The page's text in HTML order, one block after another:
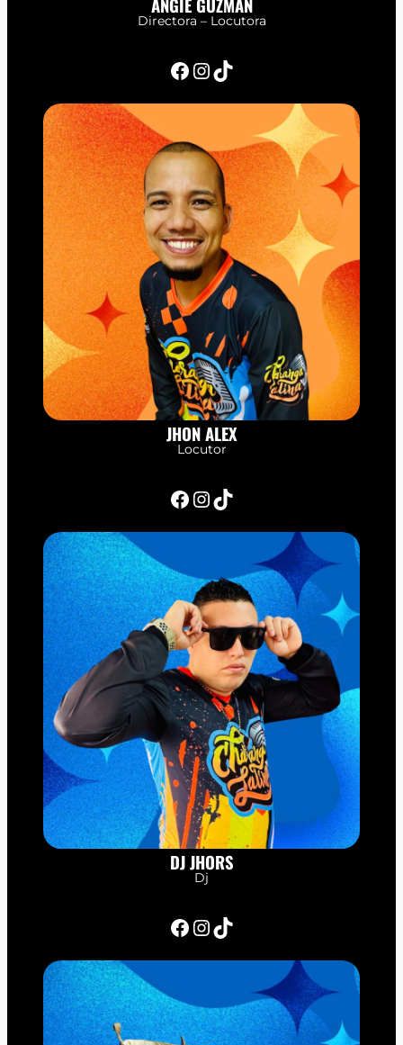
Directora – Locutora
Facebook InstagramTikTok
JHON ALEX
Locutor
Facebook InstagramTikTok
DJ JHORS
Dj
Facebook InstagramTikTok